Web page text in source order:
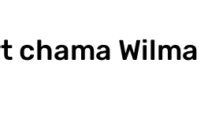
chama Wilma